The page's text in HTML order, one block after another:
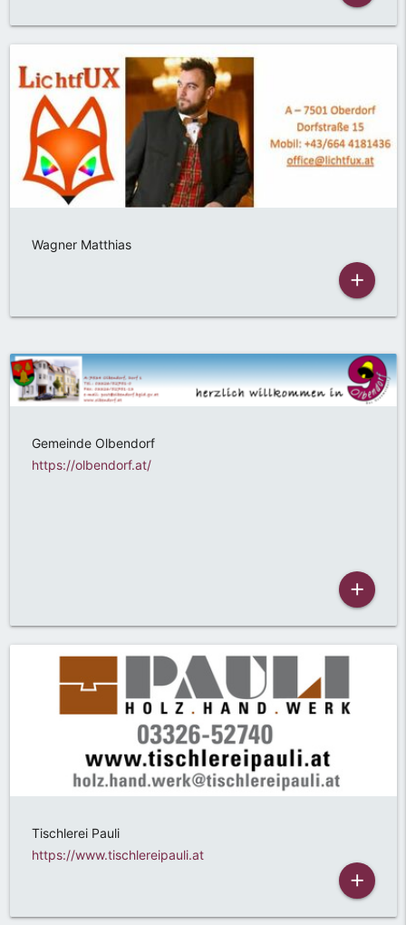
Wagner Matthias
add
Gemeinde Olbendorf
https://olbendorf.at/
add
Tischlerei Pauli
https://www.tischlereipauli.at
add